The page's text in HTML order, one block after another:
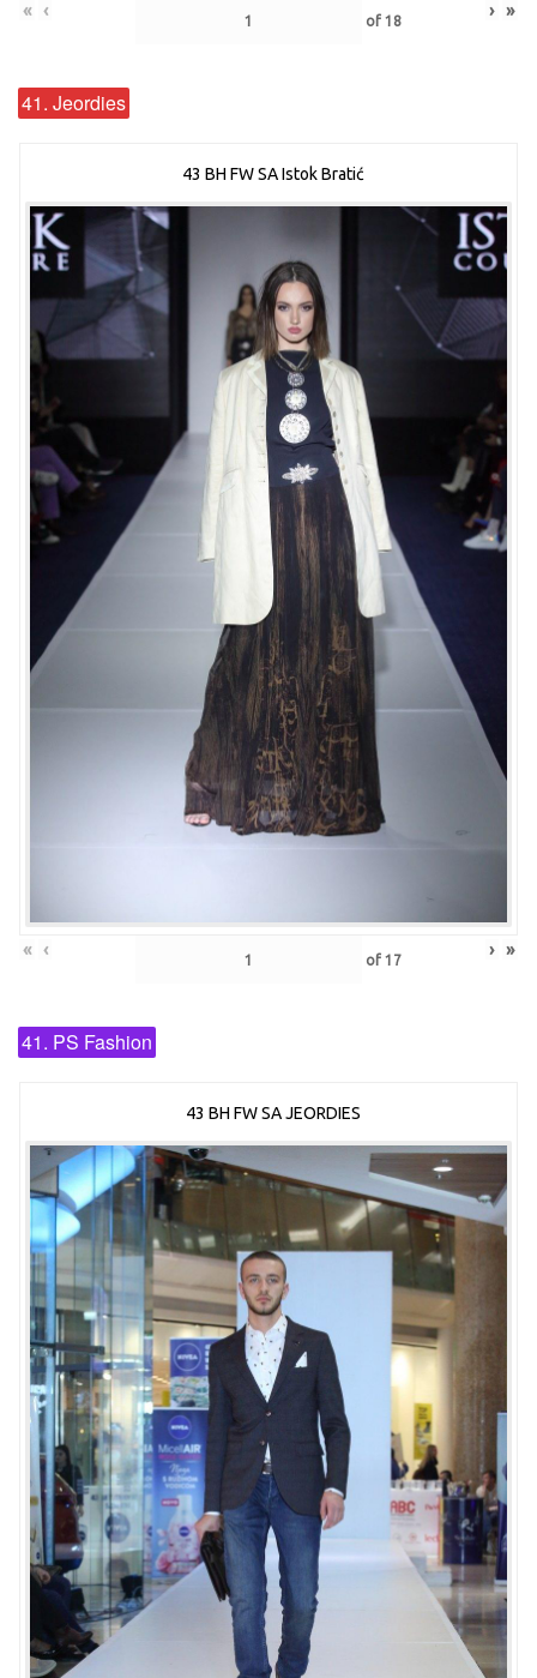
« ‹ of 18 › »
41. Jeordies
43 BH FW SA Istok Bratić
« ‹ of 17 › »
41. PS Fashion
43 BH FW SA JEORDIES